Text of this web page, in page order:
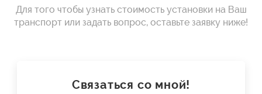
Для того чтобы узнать стоимость установки на Ваш
транспорт или задать вопрос, оставьте заявку ниже!
Связаться со мной!